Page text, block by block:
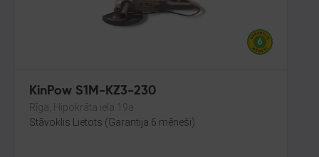
KinPow S1M-KZ3-230
Rīga, Hipokrāta iela 19a
Stāvoklis Lietots (Garantija 6 mēneši)